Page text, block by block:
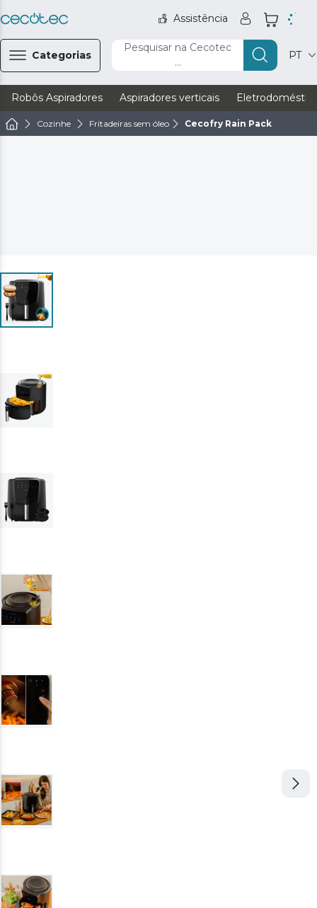
Assistência
Categorias
Pesquisar na Cecotec
...
PT
Robôs Aspiradores Aspiradores verticais
Cozinhe Fritadeiras sem óleo Cecofry Rain Pack